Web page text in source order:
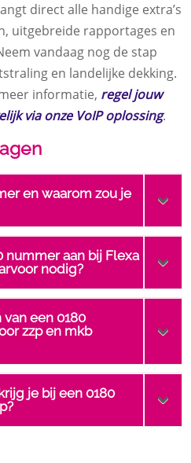
direct alle handige extra’s
uitgebreide rapportages en
vandaag nog de stap
en landelijke dekking.
informatie, regel jouw
via onze VoIP oplossing.
en waarom zou je
nummer aan bij Flexa
nodig?
een 0180
zzp en mkb
je bij een 0180